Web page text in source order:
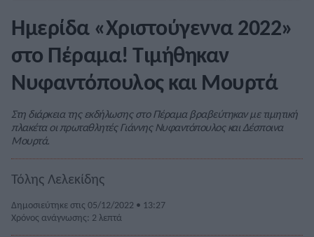
Ημερίδα «Χριστούγεννα 2022»
στο Πέραμα! Τιμήθηκαν
Νυφαντόπουλος και Μουρτά
Στη διάρκεια της εκδήλωσης στο Πέραμα βραβεύτηκαν με τιμητική
πλακέτα οι πρωταθλητές Γιάννης Νυφαντόπουλος και Δέσποινα
Μουρτά.
Τόλης Λελεκίδης
Δημοσιεύτηκε στις 05/12/2022 • 13:27
Χρόνος ανάγνωσης: 2 λεπτά